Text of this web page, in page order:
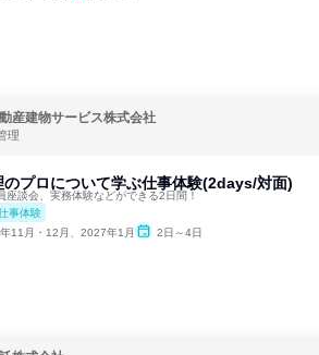
産建物サービス株式会社
理
のプロについて学ぶ仕事体験(2days/対面)
座談会、実務体験などができる2日間！
事体験
11月・12月、2027年1月 2日～4日